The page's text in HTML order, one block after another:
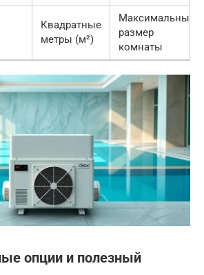
Квадратные
метры (м²)
Максимальный
размер
комнаты
опции и полезный